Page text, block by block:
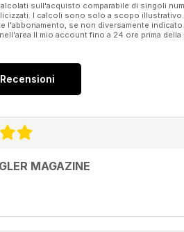
sull'acquisto comparabile di singoli
I calcoli sono solo a scopo
l'abbonamento, se non diversamente
Il mio account fino a 24 ore prima
Recensioni
MAGAZINE